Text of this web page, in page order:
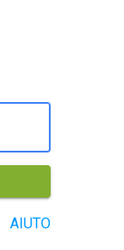
AIUTO